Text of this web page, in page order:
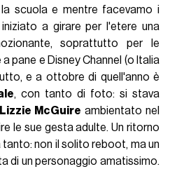
scuola e mentre facevamo i
iniziato a girare per l'etere una
soprattutto per le
pane e Disney Channel (o Italia
e a ottobre di quell'anno è
, con tanto di foto: si stava
McGuire ambientato nel
le sue gesta adulte. Un ritorno
non il solito reboot, ma un
di un personaggio amatissimo.